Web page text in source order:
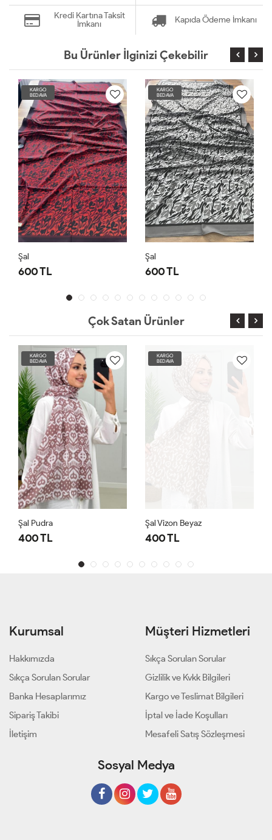
Kredi Kartına Taksit
İmkanı
Kapıda Ödeme İmkanı
Bu Ürünler İlginizi Çekebilir
KARGO
BEDAVA
Şal
600 TL
KARGO
BEDAVA
Şal
600 TL
Çok Satan Ürünler
KARGO
BEDAVA
Şal Pudra
400 TL
KARGO
BEDAVA
Şal Vizon Beyaz
400 TL
Kurumsal
Hakkımızda
Sıkça Sorulan Sorular
Banka Hesaplarımız
Sipariş Takibi
İletişim
Müşteri Hizmetleri
Sıkça Sorulan Sorular
Gizlilik ve Kvkk Bilgileri
Kargo ve Teslimat Bilgileri
İptal ve İade Koşulları
Mesafeli Satış Sözleşmesi
Sosyal Medya